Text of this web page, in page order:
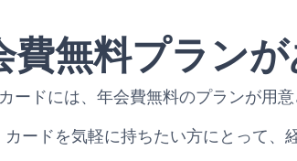
費無料プランが
ードには、年会費無料のプランが用意
カードを気軽に持ちたい方にとって、